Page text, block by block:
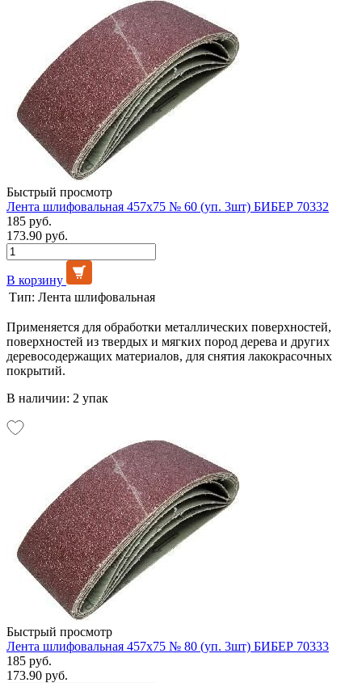
Быстрый просмотр
Лента шлифовальная 457х75 № 60 (уп. 3шт) БИБЕР 70332
185 руб.
173.90 руб.
В корзину
Тип: Лента шлифовальная
Применяется для обработки металлических поверхностей,
поверхностей из твердых и мягких пород дерева и других
деревосодержащих материалов, для снятия лакокрасочных
покрытий.
В наличии: 2 упак
Быстрый просмотр
Лента шлифовальная 457х75 № 80 (уп. 3шт) БИБЕР 70333
185 руб.
173.90 руб.